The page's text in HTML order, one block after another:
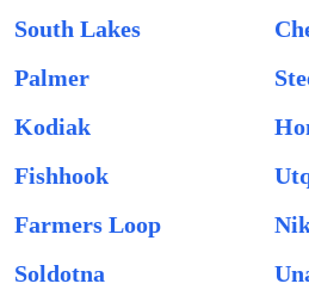
South Lakes
Palmer
Kodiak
Fishhook
Farmers Loop
Soldotna